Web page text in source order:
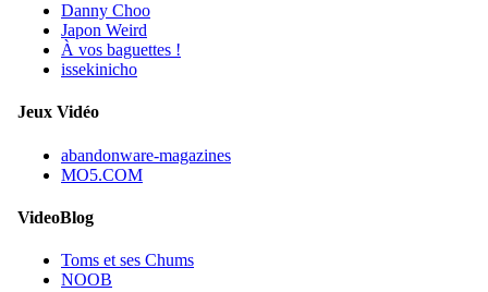
Danny Choo
Japon Weird
À vos baguettes !
issekinicho
Jeux Vidéo
abandonware-magazines
MO5.COM
VideoBlog
Toms et ses Chums
NOOB